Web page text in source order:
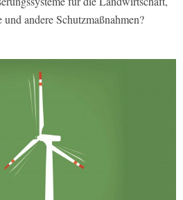
andere Schutzmaßnahmen?